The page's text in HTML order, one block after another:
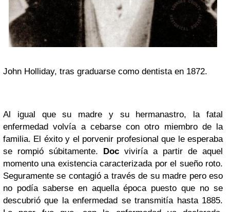
John Holliday, tras graduarse como dentista en 1872.
Al igual que su madre y su hermanastro, la fatal
enfermedad volvía a cebarse con otro miembro de la
familia. El éxito y el porvenir profesional que le esperaba
se rompió súbitamente. Doc viviría a partir de aquel
momento una existencia caracterizada por el sueño roto.
Seguramente se contagió a través de su madre pero eso
no podía saberse en aquella época puesto que no se
descubrió que la enfermedad se transmitía hasta 1885.